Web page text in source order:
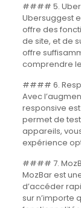
#### 5.
Ubersuggest
offre des
de site, et de
offre
comprendre
#### 6.
Avec
responsive
permet de
appareils,
expérience
#### 7.
MozBar est
d’accéder
sur n’importe